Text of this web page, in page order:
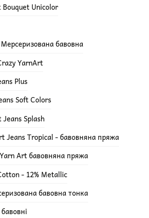
Bouquet Unicolor
бавовна
YarnArt
Plus
Soft Colors
Splash
Jeans Tropical - бавовняна пряжа
Art бавовняна пряжа
- 12% Metallic
бавовна тонка